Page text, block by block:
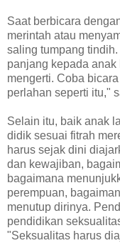
Saat berbicara
merintah atau
saling tumpang
panjang kepada
mengerti. Coba
perlahan seperti itu,"
Selain itu, baik anak
didik sesuai fitrah
harus sejak dini
dan kewajiban,
bagaimana
perempuan,
menutup dirinya.
pendidikan
"Seksualitas harus